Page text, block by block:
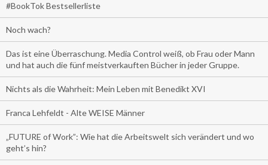
#BookTok Bestsellerliste
Noch wach?
Das ist eine Überraschung. Media Control weiß, ob Frau oder Mann
und hat auch die fünf meistverkauften Bücher in jeder Gruppe.
Nichts als die Wahrheit: Mein Leben mit Benedikt XVI
Franca Lehfeldt - Alte WEISE Männer
„FUTURE of Work”: Wie hat die Arbeitswelt sich verändert und wo
geht’s hin?